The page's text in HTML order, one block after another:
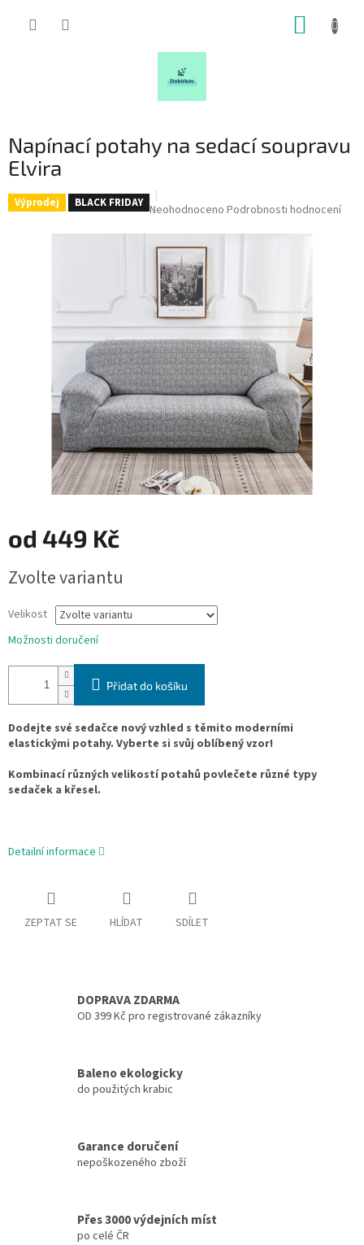
Napínací potahy na sedací soupravu
Elvira
Výprodej BLACK FRIDAY Průměrné
je
0,0
5
hvězdiček.
Neohodnoceno Podrobnosti hodnocení
od 449 Kč
cena:
Zvolte variantu
Velikost
Možnosti doručení
Přidat do košíku
Dodejte své sedačce nový vzhled s těmito moderními
elastickými potahy. Vyberte si svůj oblíbený vzor!
Kombinací různých velikostí potahů povlečete různé typy
sedaček a křesel.
Detailní informace
ZEPTAT SE HLÍDAT SDÍLET
DOPRAVA ZDARMA
OD 399 Kč pro registrované zákazníky
Baleno ekologicky
do použitých krabic
Garance doručení
nepoškozeného zboží
Přes 3000 výdejních míst
po celé ČR